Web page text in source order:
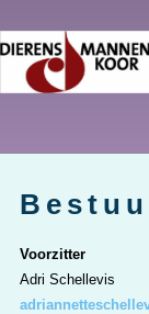
Voorzitter
Adri Schellevis